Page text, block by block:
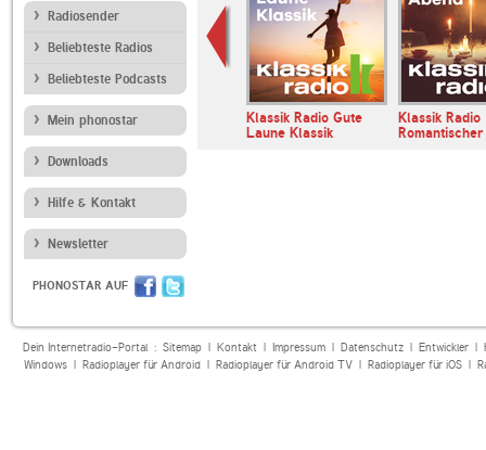
Radiosender
Beliebteste Radios
Beliebteste Podcasts
Mein phonostar
Downloads
Hilfe & Kontakt
Newsletter
PHONOSTAR AUF
Radio Radio Arabella
Klassik Radio Gute
Laune Klassik
Klassik Radio
Dein Internetradio-Portal : Sitemap| Kontakt| Impressum| Datenschutz| Entwickler|
Windows| Radioplayer für Android| Radioplayer für Android TV| Radioplayer für iOS|